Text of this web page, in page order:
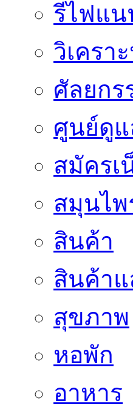
รีไฟแน
วิเครา
ศัลยกร
ศูนย์ดูแ
สมัครเ
สมุนไพ
สินค้า
สินค้าแ
สุขภาพ
หอพัก
อาหาร